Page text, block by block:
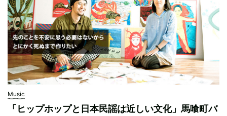
Music
「ヒップホップと日本民謡は近しい文化」馬喰町バ